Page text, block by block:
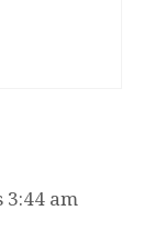
3:44 am